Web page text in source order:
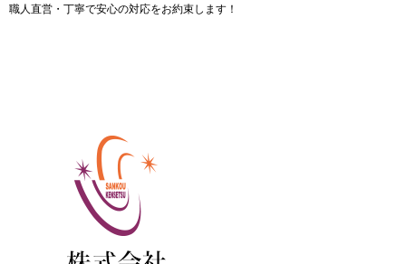
職人直営・丁寧で安心の対応をお約束します！